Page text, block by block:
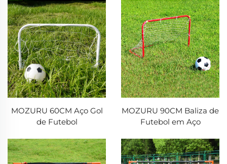
MOZURU 60CM Aço Gol
de Futebol
MOZURU 90CM Baliza de
Futebol em Aço